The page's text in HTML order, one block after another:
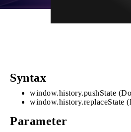
Syntax
window.history.pushState
window.history.replaceState
Parameter